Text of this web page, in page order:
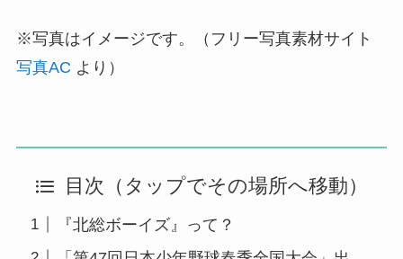
※写真はイメージです。（フリー写真素材サイト
写真AC より）
目次（タップでその場所へ移動）
『北総ボーイズ』って？